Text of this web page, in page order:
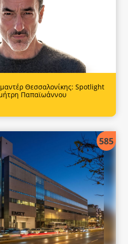
Θεσσαλονίκης: Spotlight
Παπαϊωάννου
585